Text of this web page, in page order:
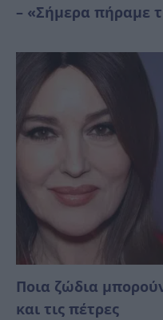
– «Σήμερα πήραμε
Ποια ζώδια
και τις πέτρες